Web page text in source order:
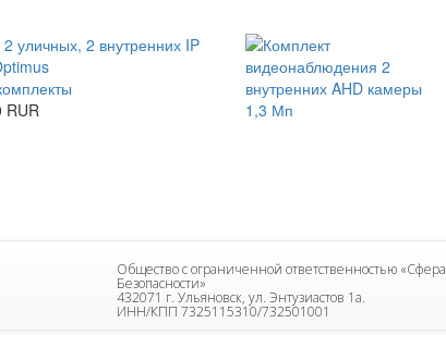
уличных, 2 внутренних IP
RUR
Общество с ограниченной ответственностью «Сфера
Безопасности»
432071 г. Ульяновск, ул. Энтузиастов 1а.
ИНН/КПП 7325115310/732501001